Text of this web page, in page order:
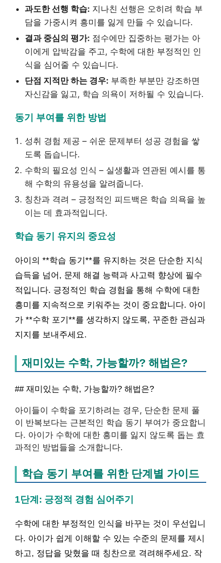
과도한 선행 학습: 지나친 선행은 오히려 학습 부
담을 가중시켜 흥미를 잃게 만들 수 있습니다.
결과 중심의 평가: 점수에만 집중하는 평가는 아
이에게 압박감을 주고, 수학에 대한 부정적인 인
식을 심어줄 수 있습니다.
단점 지적만 하는 경우: 부족한 부분만 강조하면
자신감을 잃고, 학습 의욕이 저하될 수 있습니다.
동기 부여를 위한 방법
성취 경험 제공 – 쉬운 문제부터 성공 경험을 쌓
도록 돕습니다.
수학의 필요성 인식 – 실생활과 연관된 예시를 통
해 수학의 유용성을 알려줍니다.
칭찬과 격려 – 긍정적인 피드백은 학습 의욕을 높
이는 데 효과적입니다.
학습 동기 유지의 중요성
아이의 **학습 동기**를 유지하는 것은 단순한 지식
습득을 넘어, 문제 해결 능력과 사고력 향상에 필수
적입니다. 긍정적인 학습 경험을 통해 수학에 대한
흥미를 지속적으로 키워주는 것이 중요합니다. 아이
가 **수학 포기**를 생각하지 않도록, 꾸준한 관심과
지지를 보내주세요.
재미있는 수학, 가능할까? 해법은?
## 재미있는 수학, 가능할까? 해법은?
아이들이 수학을 포기하려는 경우, 단순한 문제 풀
이 반복보다는 근본적인 학습 동기 부여가 중요합니
다. 아이가 수학에 대한 흥미를 잃지 않도록 돕는 효
과적인 방법들을 소개합니다.
학습 동기 부여를 위한 단계별 가이드
1단계: 긍정적 경험 심어주기
수학에 대한 부정적인 인식을 바꾸는 것이 우선입니
다. 아이가 쉽게 이해할 수 있는 수준의 문제를 제시
하고, 정답을 맞혔을 때 칭찬으로 격려해주세요. 작